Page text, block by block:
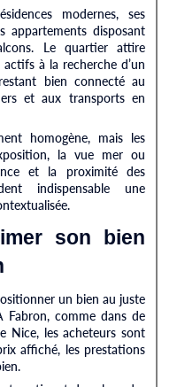
modernes, ses
appartements disposant
Le quartier attire
à la recherche d’un
bien connecté au
et aux transports en
homogène, mais les
la vue mer ou
et la proximité des
indispensable une
son bien
un bien au juste
Fabron, comme dans de
Nice, les acheteurs sont
affiché, les prestations